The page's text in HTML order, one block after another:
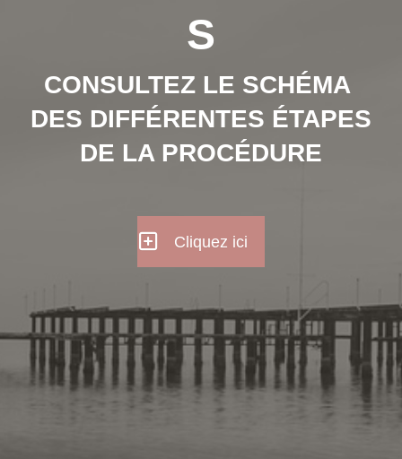
S
CONSULTEZ LE SCHÉMA
DES DIFFÉRENTES ÉTAPES
DE LA PROCÉDURE
Cliquez ici